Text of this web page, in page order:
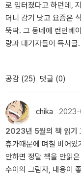
로 입터졌다고 하던데,
더니 감기 낫고 요즘은
뚝딱. 그 동네에 런던베
량과 대기자들이 득시글
고? 할수도 있지만 원
실에 혼자 있어서 이 글
반쪽을 꺼내 먹고 있다.
어제 오후에 집에 일찍
내들고 싶었다. 사실 첫
책들인데 책탑속에서 잊
았는데 벌써 잊혀지고
읽기시작했다. 읽고 싶
라도 읽는 습관을 갖기
공감 (25) 댓글 (0)
chika 2023-
2023년 5월의 책 읽기
휴가때문에 며칠 비어
안하면 정말 책을 안읽
수이의 그림자, 내용이